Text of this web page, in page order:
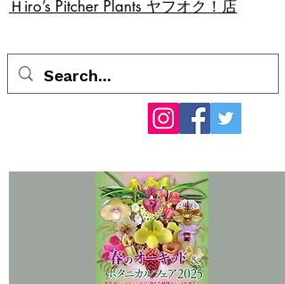
​Ｈiro’s Pitcher Plants ヤフオク！店